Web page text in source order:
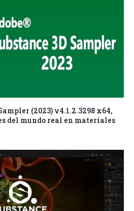
(2023) v4.1.2.3298 x64,
del mundo real en materiales